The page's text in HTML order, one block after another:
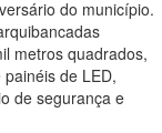
do município.
metros quadrados,
de LED,
de segurança e